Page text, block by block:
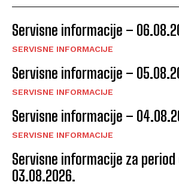
Servisne informacije –
SERVISNE INFORMACIJE
Servisne informacije –
SERVISNE INFORMACIJE
Servisne informacije –
SERVISNE INFORMACIJE
Servisne informacije za period
03.08.2026.